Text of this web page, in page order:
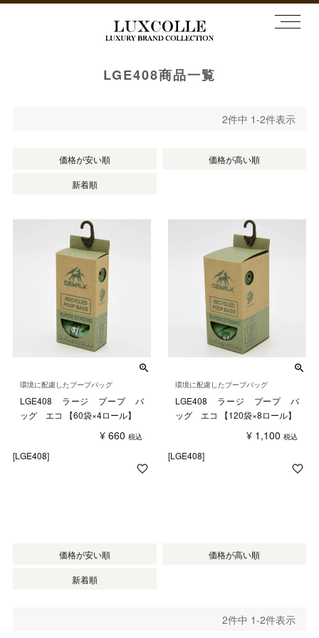
LGE408商品一覧
価格が安い順 価格が高い順
新着順
2件中 1-2件表示
環境に配慮したプープバッグ
LGE408 ラージ プープ バ
ッグ エコ 【60袋×4ロール】
¥ 660 税込
[LGE408]
環境に配慮したプープバッグ
LGE408 ラージ プープ バ
ッグ エコ 【120袋×8ロール】
¥ 1,100 税込
[LGE408]
価格が安い順 価格が高い順
新着順
2件中 1-2件表示